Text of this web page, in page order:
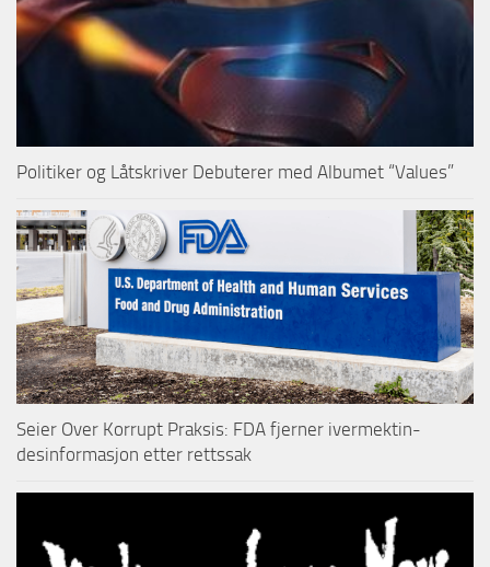
Politiker og Låtskriver Debuterer med Albumet “Values”
Seier Over Korrupt Praksis: FDA fjerner ivermektin-
desinformasjon etter rettssak